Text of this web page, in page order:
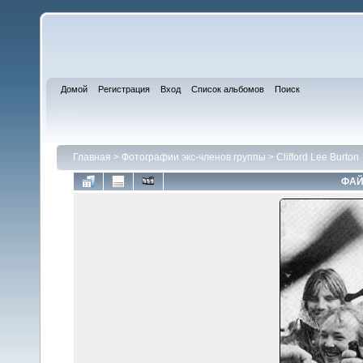
Домой Регистрация Вход Список альбомов Поиск
Главная > Фотографии экс-членов группы > Clifford Lee Burton